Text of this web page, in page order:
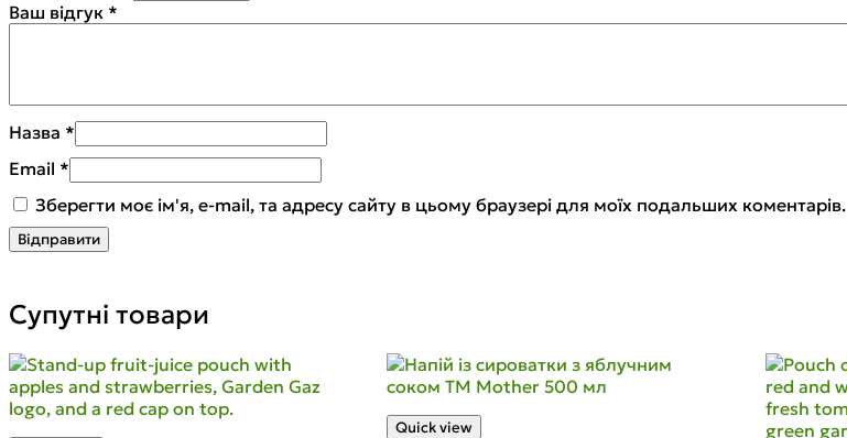
Ваш відгук *
Назва *
Email *
Зберегти моє ім'я, e-mail, та адресу сайту в цьому браузері для моїх подальших коментарів.
Супутні товари
Quick view